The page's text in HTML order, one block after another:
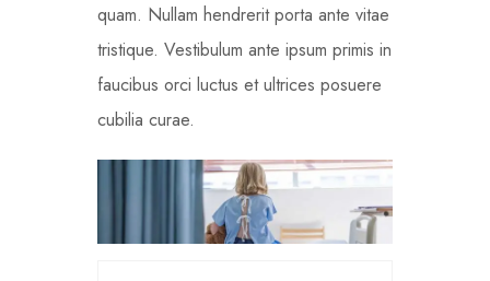
quam. Nullam hendrerit porta ante vitae
tristique. Vestibulum ante ipsum primis in
faucibus orci luctus et ultrices posuere
cubilia curae.